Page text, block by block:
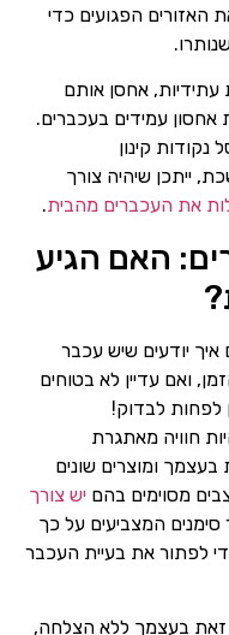
הפגועים כדי
עתידיות, אחסן אותם
עמידים בעכברים.
קינון
ייתכן שיהיה צורך
את העכברים מהבית.
האם הגיע
יודעים שיש עכבר
ואם עדיין לא בטוחים
לפחות לבדוק!
חוויה מאתגרת
ומוצרים שונים
מסוימים בהם יש צורך
המצביעים על כך
לפתור את בעיית העכבר
זאת בעצמך ללא הצלחה,